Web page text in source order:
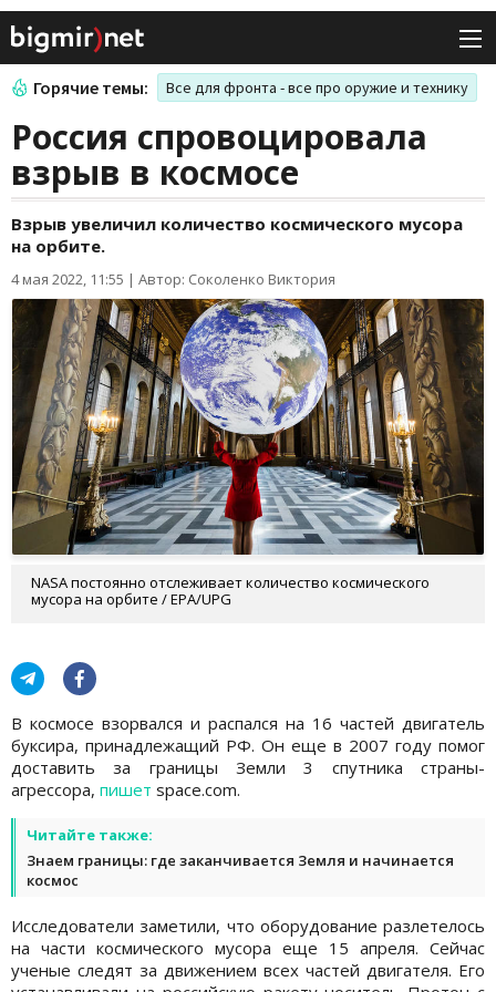
Горячие темы: Все для фронта - все про оружие и технику
Россия спровоцировала
взрыв в космосе
Взрыв увеличил количество космического мусора
на орбите.
4 мая 2022, 11:55 | Автор: Соколенко Виктория
NASA постоянно отслеживает количество космического
мусора на орбите / EPA/UPG
В космосе взорвался и распался на 16 частей двигатель
буксира, принадлежащий РФ. Он еще в 2007 году помог
доставить за границы Земли 3 спутника страны-
агрессора, пишет space.com.
Читайте также:
Знаем границы: где заканчивается Земля и начинается
космос
Исследователи заметили, что оборудование разлетелось
на части космического мусора еще 15 апреля. Сейчас
ученые следят за движением всех частей двигателя. Его